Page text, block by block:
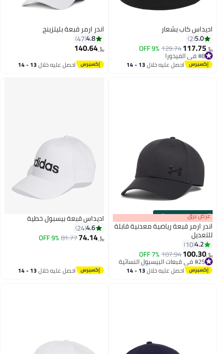
2
اديداس كاب بشعار
5.0
2
﷼‏117.75
129.74
9% OFF
#8 في الفيدورا
#8 في الفيدورا احصل عليه خلال 13 - 14
اندر ارمر قبعة بليتزينج
4.8
47
﷼‏140.64
احصل عليه خلال 13 - 14
00m:00s
·
100% Left عرض برق
اندر ارمر قبعة رياضية معدنية قابلة
للتعديل
4.2
10
﷼‏100.30
107.94
7% OFF
#25 في قبعات البيسبول النسائية
#25 في قبعات البيسبول النسائية احصل عليه خلال 13 - 14
اديداس قبعة بيسبول خطية
4.6
24
﷼‏74.14
81.77
9% OFF
احصل عليه خلال 13 - 14